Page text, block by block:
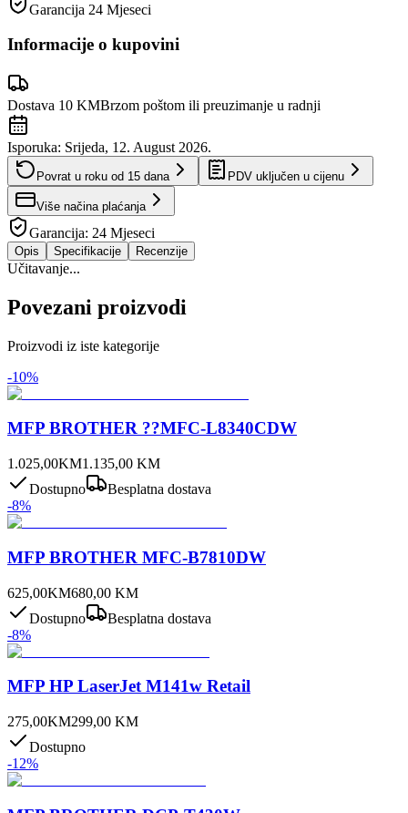
Garancija 24 Mjeseci
Informacije o kupovini
Dostava 10 KMBrzom poštom ili preuzimanje u radnji
Isporuka: Srijeda, 12. August 2026.
Povrat u roku od 15 dana PDV uključen u cijenu
Više načina plaćanja
Garancija: 24 Mjeseci
Opis Specifikacije Recenzije
Učitavanje...
Povezani proizvodi
Proizvodi iz iste kategorije
-10%
MFP BROTHER ??MFC-L8340CDW
1.025,00KM1.135,00 KM
Dostupno
Besplatna dostava
-8%
MFP BROTHER MFC-B7810DW
625,00KM680,00 KM
Dostupno
Besplatna dostava
-8%
MFP HP LaserJet M141w Retail
275,00KM299,00 KM
Dostupno
-12%